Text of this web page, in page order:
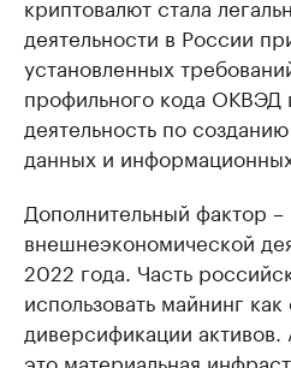
деятельности в России
установленных
профильного кода ОКВЭД
деятельность по
данных и
Дополнительный фактор
внешнеэкономической
2022 года. Часть
использовать майнинг
диверсификации
это материальная